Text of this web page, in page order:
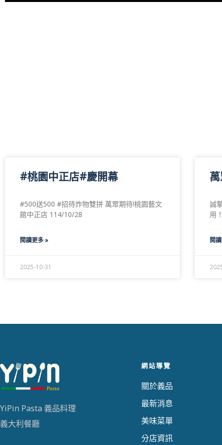
#桃園中正店#慶開幕
#500送500 #招待炸物雙拼 萬眾期待!桃園藝文
館中正店 114/10/28
閱讀更多 »
2025-10-31
誠
用
閱
YiPin Pasta 義品料理
義大利餐廳
網站導覽
關於義品
最新消息
美味菜單
分店資訊